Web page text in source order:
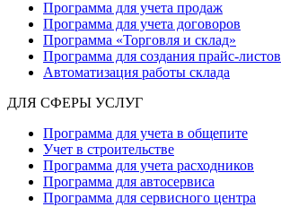
Программа для учета продаж
Программа для учета договоров
Программа «Торговля и склад»
Программа для создания прайс‑листов
Автоматизация работы склада
ДЛЯ СФЕРЫ УСЛУГ
Программа для учета в общепите
Учет в строительстве
Программа для учета расходников
Программа для автосервиса
Программа для сервисного центра